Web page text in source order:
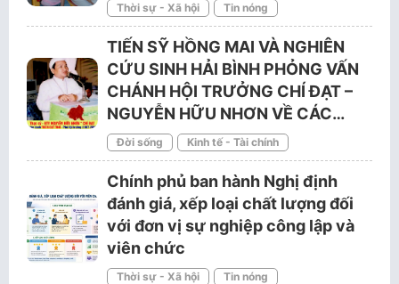
Thời sự - Xã hội Tin nóng
TIẾN SỸ HỒNG MAI VÀ NGHIÊN
CỨU SINH HẢI BÌNH PHỎNG VẤN
CHÁNH HỘI TRƯỞNG CHÍ ĐẠT –
NGUYỄN HỮU NHƠN VỀ CÁC…
Đời sống Kinh tế - Tài chính
Chính phủ ban hành Nghị định
đánh giá, xếp loại chất lượng đối
với đơn vị sự nghiệp công lập và
viên chức
Thời sự - Xã hội Tin nóng